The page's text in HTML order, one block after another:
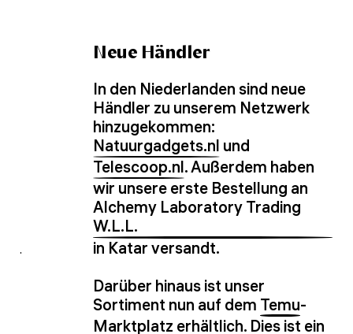
Neue Händler
In den Niederlanden sind neue
Händler zu unserem Netzwerk
hinzugekommen:
Natuurgadgets.nl und
Telescoop.nl. Außerdem haben
wir unsere erste Bestellung an
Alchemy Laboratory Trading
W.L.L.
in Katar versandt.
Darüber hinaus ist unser
Sortiment nun auf dem Temu-
Marktplatz erhältlich. Dies ist ein